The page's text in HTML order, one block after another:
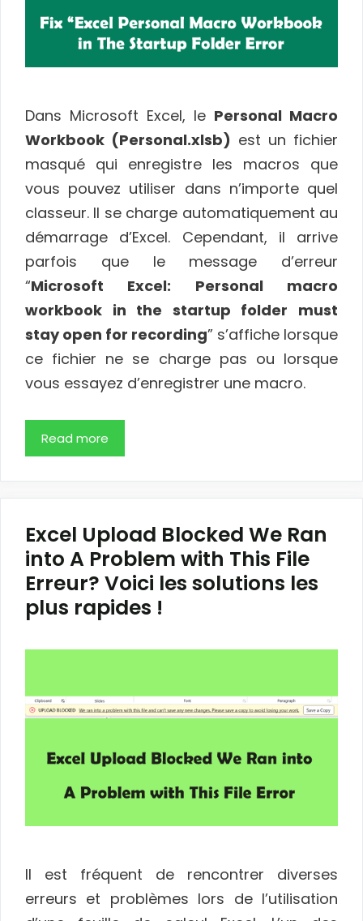
Dans Microsoft Excel, le Personal Macro
Workbook (Personal.xlsb) est un fichier
masqué qui enregistre les macros que
vous pouvez utiliser dans n’importe quel
classeur. Il se charge automatiquement au
démarrage d’Excel. Cependant, il arrive
parfois que le message d’erreur
“Microsoft Excel: Personal macro
workbook in the startup folder must
stay open for recording” s’affiche lorsque
ce fichier ne se charge pas ou lorsque
vous essayez d’enregistrer une macro.
Read more
Excel Upload Blocked We Ran
into A Problem with This File
Erreur? Voici les solutions les
plus rapides !
Il est fréquent de rencontrer diverses
erreurs et problèmes lors de l’utilisation